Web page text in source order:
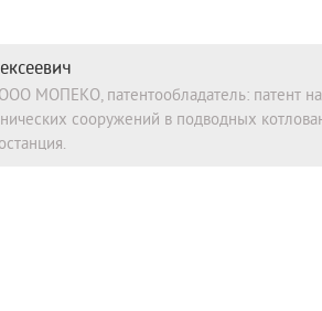
МОПЕКО, патентообладатель: патент
сооружений в подводных